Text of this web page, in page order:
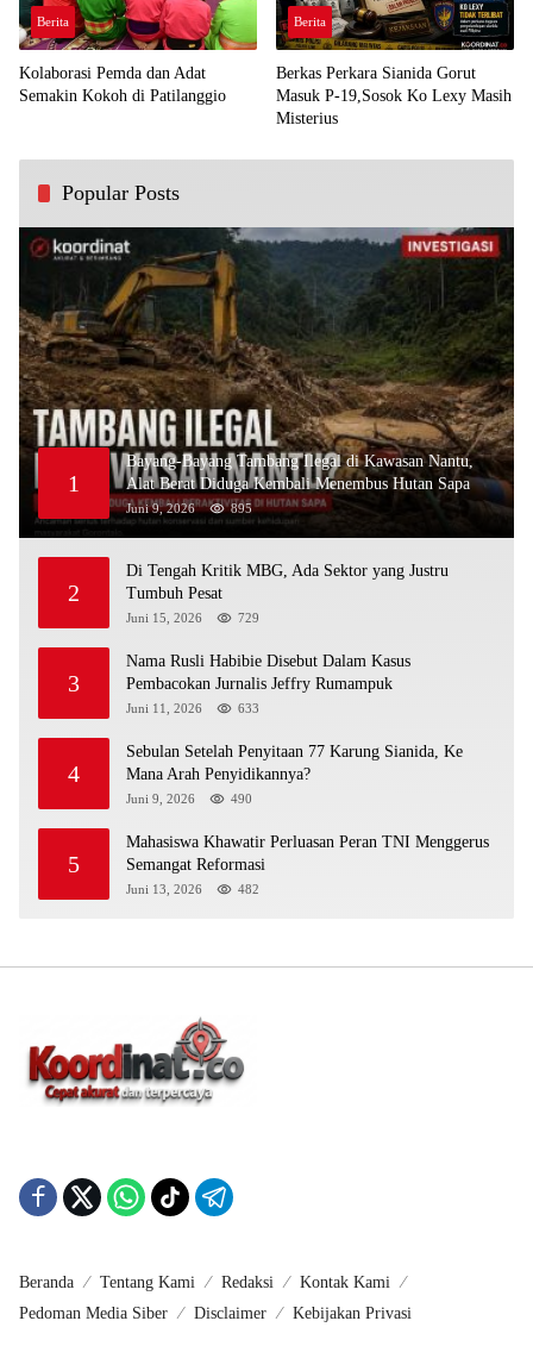
Berita
Kolaborasi Pemda dan Adat
Semakin Kokoh di Patilanggio
Berita
Berkas Perkara Sianida Gorut
Masuk P-19,Sosok Ko Lexy Masih
Misterius
Popular Posts
1
Bayang-Bayang Tambang Ilegal di Kawasan Nantu,
Alat Berat Diduga Kembali Menembus Hutan Sapa
Juni 9, 2026 895
2
Di Tengah Kritik MBG, Ada Sektor yang Justru
Tumbuh Pesat
Juni 15, 2026 729
3
Nama Rusli Habibie Disebut Dalam Kasus
Pembacokan Jurnalis Jeffry Rumampuk
Juni 11, 2026 633
4
Sebulan Setelah Penyitaan 77 Karung Sianida, Ke
Mana Arah Penyidikannya?
Juni 9, 2026 490
5
Mahasiswa Khawatir Perluasan Peran TNI Menggerus
Semangat Reformasi
Juni 13, 2026 482
Beranda Tentang Kami Redaksi
Kontak Kami
Pedoman Media Siber
Disclaimer Kebijakan Privasi